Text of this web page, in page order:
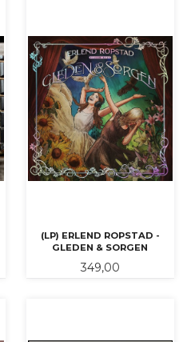
(LP) ERLEND ROPSTAD -
GLEDEN & SORGEN
Pris
349,00